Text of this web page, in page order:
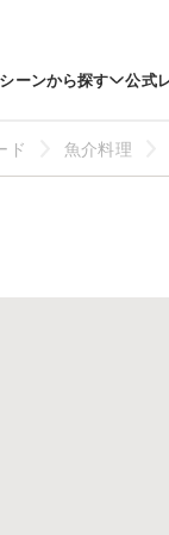
ーンから探す 公式
ド 魚介料理